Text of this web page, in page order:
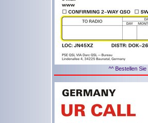
^^ Bestellen Sie